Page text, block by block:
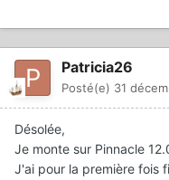
Patricia26
Posté(e) 31
Désolée,
Je monte sur Pinnacle
J'ai pour la première fois